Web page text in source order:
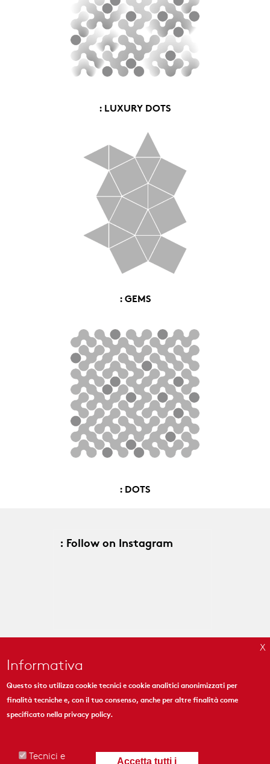
: LUXURY DOTS
: GEMS
: DOTS
: Follow on Instagram
MYMOSAIC
Informativa
Questo sito utilizza cookie tecnici e cookie analitici anonimizzati per
finalità tecniche e, con il tuo consenso, anche per altre finalità come
specificato nella privacy policy.
Tecnici e
Accetta tutti i